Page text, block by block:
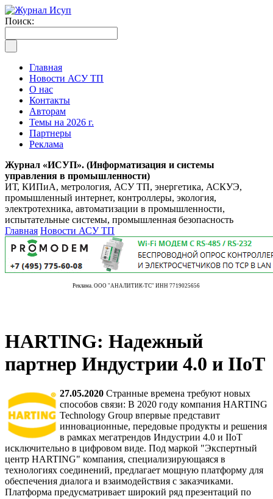
Поиск:
Главная
Новости АСУ ТП
О нас
Контакты
Авторам
Темы на 2026 г.
Партнеры
Реклама
Журнал «ИСУП». (Информатизация и системы
управления в промышленности)
ИТ, КИПиА, метрология, АСУ ТП, энергетика, АСКУЭ,
промышленный интернет, контроллеры, экология,
электротехника, автоматизации в промышленности,
испытательные системы, промышленная безопасность
Главная Новости АСУ ТП
Реклама. ООО "АНАЛИТИК-ТС" ИНН 7719025656
HARTING: Надежный
партнер Индустрии 4.0 и IIoT
27.05.2020 Странные времена требуют новых
способов связи: В 2020 году компания HARTING
Technology Group впервые представит
инновационные, передовые продукты и решения
в рамках мегатрендов Индустрии 4.0 и IIoT
исключительно в цифровом виде. Под маркой "Экспертный
центр HARTING" компания, специализирующаяся в
технологиях соединений, предлагает мощную платформу для
обеспечения диалога и взаимодействия с заказчиками.
Платформа предусматривает широкий ряд презентаций по